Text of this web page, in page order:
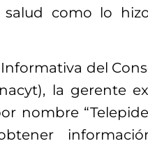
como lo
del
la gerente
nombre